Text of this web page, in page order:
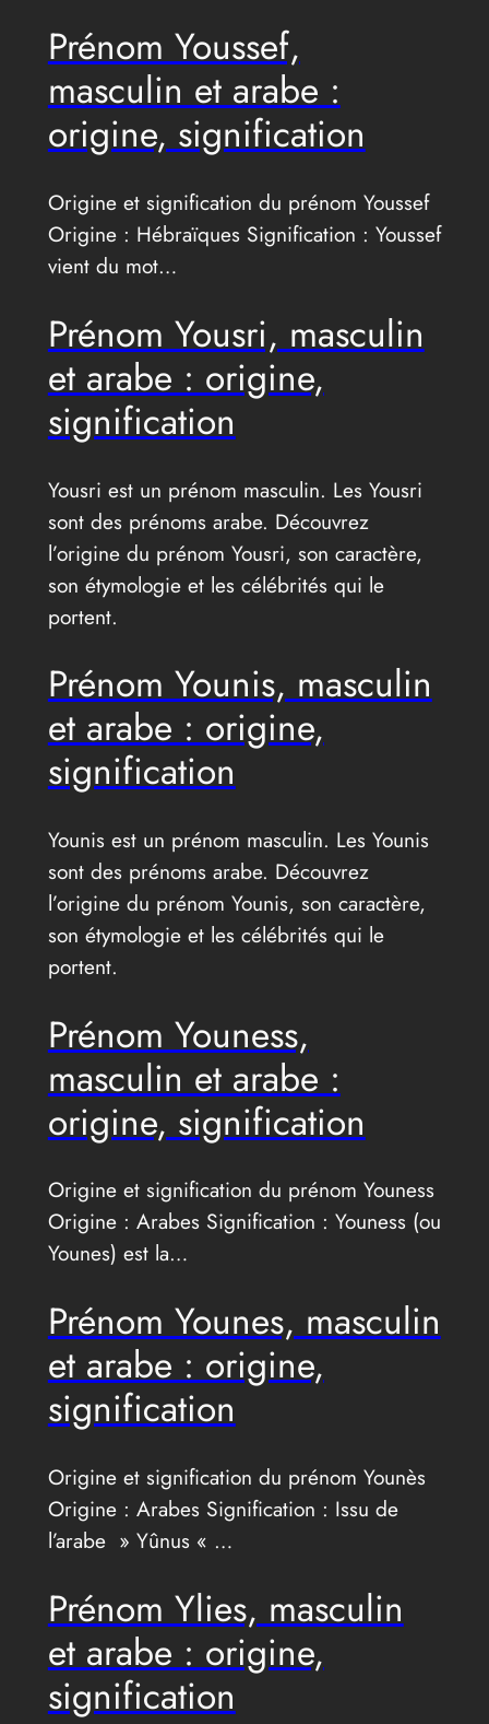
Prénom Youssef,
masculin et arabe :
origine, signification
Origine et signification du prénom Youssef
Origine : Hébraïques Signification : Youssef
vient du mot…
Prénom Yousri, masculin
et arabe : origine,
signification
Yousri est un prénom masculin. Les Yousri
sont des prénoms arabe. Découvrez
l’origine du prénom Yousri, son caractère,
son étymologie et les célébrités qui le
portent.
Prénom Younis, masculin
et arabe : origine,
signification
Younis est un prénom masculin. Les Younis
sont des prénoms arabe. Découvrez
l’origine du prénom Younis, son caractère,
son étymologie et les célébrités qui le
portent.
Prénom Youness,
masculin et arabe :
origine, signification
Origine et signification du prénom Youness
Origine : Arabes Signification : Youness (ou
Younes) est la…
Prénom Younes, masculin
et arabe : origine,
signification
Origine et signification du prénom Younès
Origine : Arabes Signification : Issu de
l’arabe » Yûnus « …
Prénom Ylies, masculin
et arabe : origine,
signification